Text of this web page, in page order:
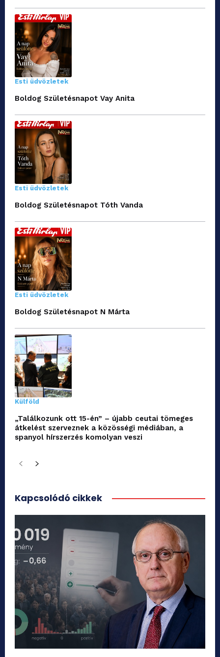
Esti üdvözletek
Boldog Születésnapot Vay Anita
Esti üdvözletek
Boldog Születésnapot Tóth Vanda
Esti üdvözletek
Boldog Születésnapot N Márta
Külföld
„Találkozunk ott 15-én” – újabb ceutai tömeges
átkelést szerveznek a közösségi médiában, a
spanyol hírszerzés komolyan veszi
Kapcsolódó cikkek